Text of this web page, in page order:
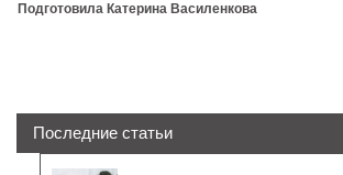
Подготовила Катерина Василенкова
Последние статьи